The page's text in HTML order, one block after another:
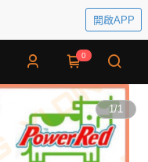
開啟APP
0
1/1